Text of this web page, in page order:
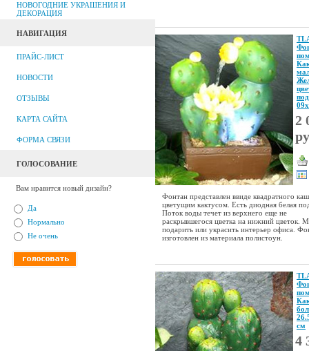
НОВОГОДНИЕ УКРАШЕНИЯ И
ДЕКОРАЦИЯ
НАВИГАЦИЯ
ПРАЙС-ЛИСТ
НОВОСТИ
ОТЗЫВЫ
КАРТА САЙТА
ФОРМА СВЯЗИ
ГОЛОСОВАНИЕ
Вам нравится новый дизайн?
Да
Нормально
Не очень
2
Фонтан представлен ввиде квадратного
цветущим кактусом. Есть диодная белая
Поток воды течет из верхнего еще не
раскрывшегося цветка на нижний цветок.
подарить или украсить интерьер офиса.
изготовлен из материала полистоун.
см
4